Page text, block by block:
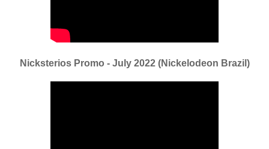
Nicksterios Promo - July 2022 (Nickelodeon Brazil)